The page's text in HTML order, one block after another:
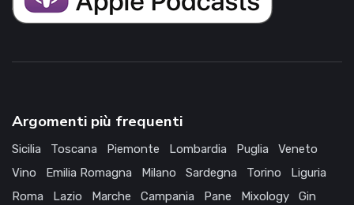
Argomenti più frequenti
Sicilia Toscana Piemonte Lombardia Puglia
Veneto
Vino
Emilia Romagna Milano Sardegna Torino
Liguria
Roma
Lazio Marche Campania Pane Mixology
Gin